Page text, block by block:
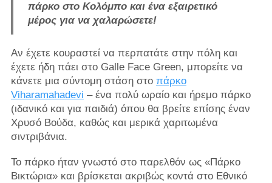
πάρκο στο Κολόμπο και ένα εξαιρετικό
μέρος για να χαλαρώσετε!
Αν έχετε κουραστεί να περπατάτε στην πόλη και
έχετε ήδη πάει στο Galle Face Green, μπορείτε να
κάνετε μια σύντομη στάση στο πάρκο
Viharamahadevi – ένα πολύ ωραίο και ήρεμο πάρκο
(ιδανικό και για παιδιά) όπου θα βρείτε επίσης έναν
Χρυσό Βούδα, καθώς και μερικά χαριτωμένα
σιντριβάνια.
Το πάρκο ήταν γνωστό στο παρελθόν ως «Πάρκο
Βικτώρια» και βρίσκεται ακριβώς κοντά στο Εθνικό